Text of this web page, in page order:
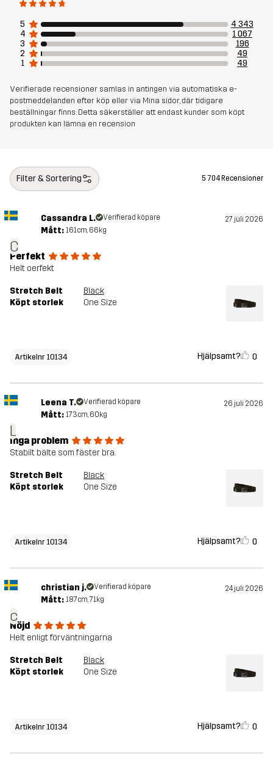
5
4 343
4
1 067
3
196
2
49
1
49
Verifierade recensioner samlas in antingen via automatiska e-
postmeddelanden efter köp eller via Mina sidor, där tidigare
beställningar finns. Detta säkerställer att endast kunder som köpt
produkten kan lämna en recension
Filter & Sortering 5 704 Recensioner
C
Cassandra L. Verifierad köpare 27 juli 2026
Mått: 161cm, 66kg
Perfekt
Helt oerfekt
Stretch Belt
Black
Köpt storlek
One Size
Artikelnr 10134 Hjälpsamt? 0
L
Leena T. Verifierad köpare 26 juli 2026
Mått: 173cm, 60kg
Inga problem
Stabilt bälte som fäster bra.
Stretch Belt
Black
Köpt storlek
One Size
Artikelnr 10134 Hjälpsamt? 0
c
christian j. Verifierad köpare 24 juli 2026
Mått: 187cm, 71kg
Nöjd
Helt enligt förväntningarna
Stretch Belt
Black
Köpt storlek
One Size
Artikelnr 10134 Hjälpsamt? 0